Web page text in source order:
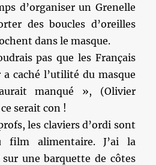
d’organiser un Grenelle
des boucles d’oreilles
dans le masque.
pas que les Français
caché l’utilité du masque
manqué », (Olivier
serait con !
les claviers d’ordi sont
film alimentaire. J’ai la
une barquette de côtes